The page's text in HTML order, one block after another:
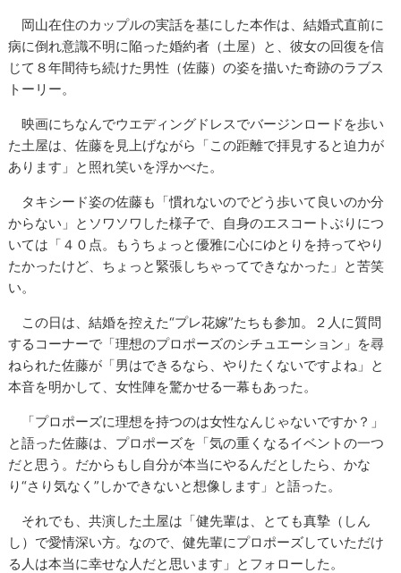
岡山在住のカップルの実話を基にした本作は、結婚式直前に
病に倒れ意識不明に陥った婚約者（土屋）と、彼女の回復を信
じて８年間待ち続けた男性（佐藤）の姿を描いた奇跡のラブス
トーリー。
映画にちなんでウエディングドレスでバージンロードを歩い
た土屋は、佐藤を見上げながら「この距離で拝見すると迫力が
あります」と照れ笑いを浮かべた。
タキシード姿の佐藤も「慣れないのでどう歩いて良いのか分
からない」とソワソワした様子で、自身のエスコートぶりにつ
いては「４０点。もうちょっと優雅に心にゆとりを持ってやり
たかったけど、ちょっと緊張しちゃってできなかった」と苦笑
い。
この日は、結婚を控えた“プレ花嫁”たちも参加。２人に質問
するコーナーで「理想のプロポーズのシチュエーション」を尋
ねられた佐藤が「男はできるなら、やりたくないですよね」と
本音を明かして、女性陣を驚かせる一幕もあった。
「プロポーズに理想を持つのは女性なんじゃないですか？」
と語った佐藤は、プロポーズを「気の重くなるイベントの一つ
だと思う。だからもし自分が本当にやるんだとしたら、かな
り“さり気なく”しかできないと想像します」と語った。
それでも、共演した土屋は「健先輩は、とても真摯（しん
し）で愛情深い方。なので、健先輩にプロポーズしていただけ
る人は本当に幸せな人だと思います」とフォローした。